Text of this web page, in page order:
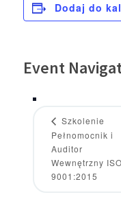
Dodaj do
Event
Szkolenie
Pełnomocnik i
Auditor
Wewnętrzny ISO
9001:2015